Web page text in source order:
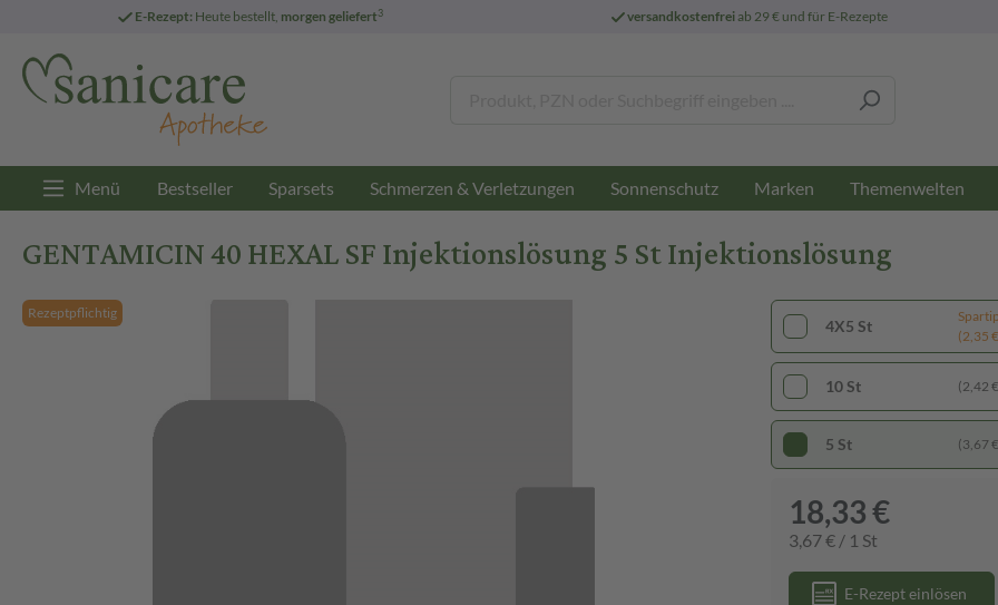
E-Rezept: Heute bestellt, morgen geliefert3 versandkostenfreiab 29 € und für E-Rezepte
Menü Bestseller Sparsets Schmerzen & Verletzungen Sonnenschutz Marken Themenwelten
GENTAMICIN 40 HEXAL SF Injektionslösung 5 St Injektionslösung
Rezeptpflichtig
4X5 St
(2,35
10 St (2,42
5 St (3,67
18,33 €
3,67 € / 1 St
E-Rezept einlösen